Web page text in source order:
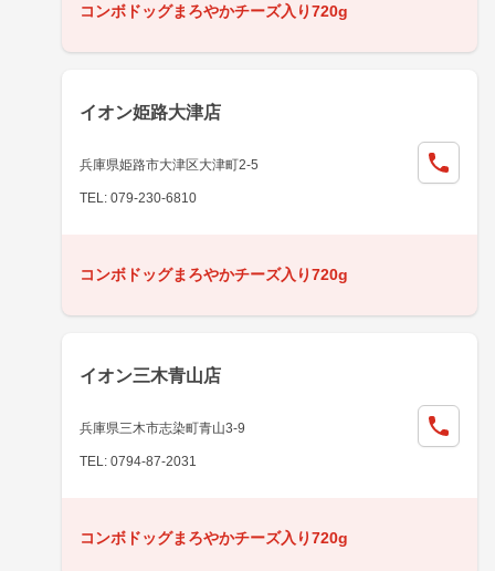
コンボドッグまろやかチーズ入り720g
イオン姫路大津店
兵庫県姫路市大津区大津町2-5
TEL: 079-230-6810
コンボドッグまろやかチーズ入り720g
イオン三木青山店
兵庫県三木市志染町青山3-9
TEL: 0794-87-2031
コンボドッグまろやかチーズ入り720g